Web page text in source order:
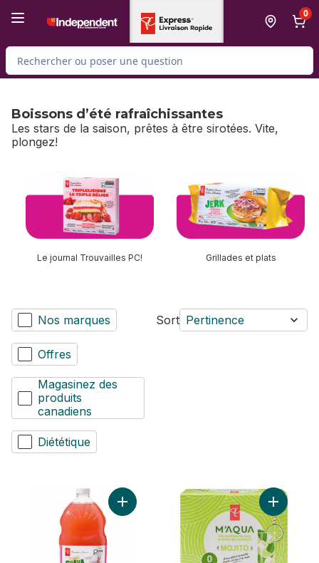
0
Rechercher des produits
Boissons d’été rafraîchissantes
Les stars de la saison, prêtes à être sirotées. Vite,
plongez!
Le journal Trouvailles PC! Grillades et plats
Nos marques
Offres
Magasinez des
produits
canadiens
Diététique
Sort Pertinence
Ajouter Limonade à la Goyave au panier
Ajouter